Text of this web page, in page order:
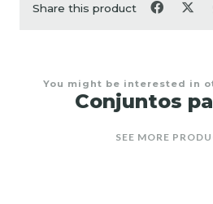
Share this product
You might be interested in
Conjuntos
SEE MORE